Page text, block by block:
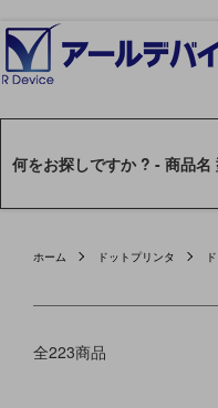
ホーム ドットプリンタ
全223商品